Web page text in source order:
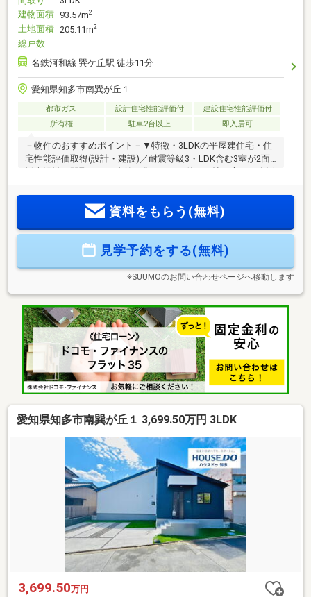
建物面積 93.57m2
土地面積 205.11m2
総戸数
-
名鉄河和線 巽ケ丘駅 徒歩11分
愛知県知多市南巽が丘１
都市ガス 設計住宅性能評価付
建設住宅性能評価付
所有権
駐車2台以上 即入居可
－物件のおすすめポイント－▼特徴・3LDKの平屋建住宅・住
宅性能評価取得(設計・建設)／耐震等級3・LDK含む3室が2面
採光設計の間取り・ご家族が集うLDKは約19.0帖の広さ・会話
ントリー・主寝室は約7.5帖の広さ、WICを設置・玄関にSIC、
廊下にファミリークローゼットを設置・キッチン・浴室・ト
よる)▼設備・食器洗乾燥機・浴室乾燥機■ ご希望の住まい探
しをお手伝いします ━━━━━・・・物件の詳細・ご相談は
資料をもらう(無料)
見学予約をする(無料)
※SUUMOのお問い合わせページへ移動します
愛知県知多市南巽が丘１ 3,699.50万円 3LDK
3,699.50万円